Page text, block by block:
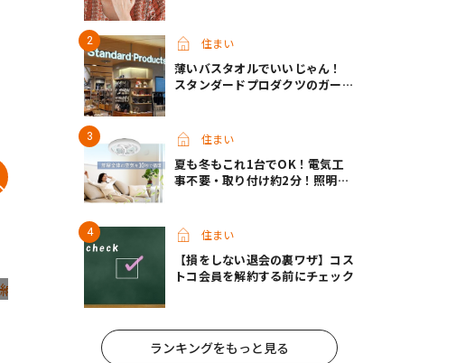
住まい
薄いバスタオルでいいじゃん！
スタンダードプロダクツのガーゼ
住まい
夏も冬もこれ1台でOK！電気工
事不要・取り付け約2分！照明な
住まい
【損をしない退会の裏ワザ】コス
トコ会員を解約する前にチェック
ランキングをもっと見る